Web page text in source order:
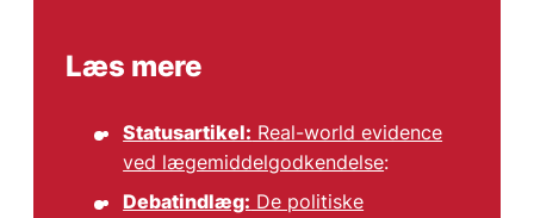
Læs mere
Statusartikel: Real-world evidence
ved lægemiddelgodkendelse:
Debatindlæg: De politiske